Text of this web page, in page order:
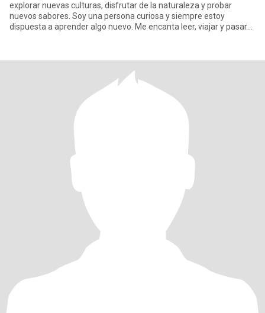
explorar nuevas culturas, disfrutar de la naturaleza y probar
nuevos sabores. Soy una persona curiosa y siempre estoy
dispuesta a aprender algo nuevo. Me encanta leer, viajar y pasar